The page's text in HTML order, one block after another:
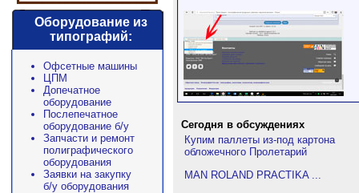
Оборудование из
типографий:
Офсетные машины
ЦПМ
Допечатное
оборудование
Послепечатное
оборудование б/у
Запчасти и ремонт
полиграфического
оборудования
Заявки на закупку
б/у оборудования
Сегодня в обсуждениях
Купим паллеты из-под картона
обложечного Пролетарий
MAN ROLAND PRACTIKA ...